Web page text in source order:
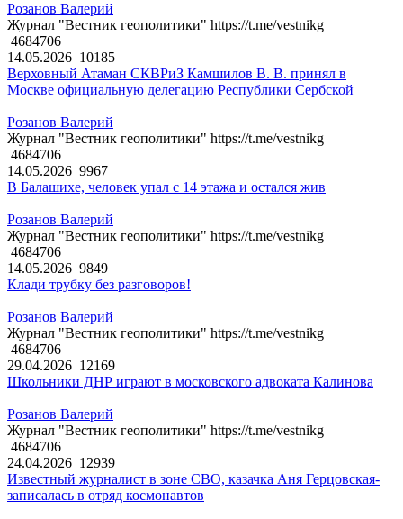
Розанов Валерий
Журнал "Вестник геополитики" https://t.me/vestnikg
4684706
14.05.2026 10185
Верховный Атаман СКВРиЗ Камшилов В. В. принял в
Москве официальную делегацию Республики Сербской
Розанов Валерий
Журнал "Вестник геополитики" https://t.me/vestnikg
4684706
14.05.2026 9967
В Балашихе, человек упал с 14 этажа и остался жив
Розанов Валерий
Журнал "Вестник геополитики" https://t.me/vestnikg
4684706
14.05.2026 9849
Клади трубку без разговоров!
Розанов Валерий
Журнал "Вестник геополитики" https://t.me/vestnikg
4684706
29.04.2026 12169
Школьники ДНР играют в московского адвоката Калинова
Розанов Валерий
Журнал "Вестник геополитики" https://t.me/vestnikg
4684706
24.04.2026 12939
Известный журналист в зоне СВО, казачка Аня Герцовская-
записалась в отряд космонавтов